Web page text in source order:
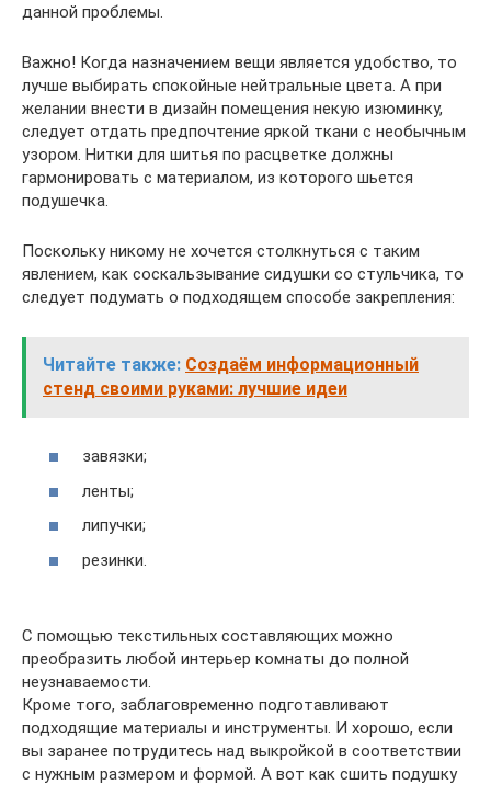
данной проблемы.
Важно! Когда назначением вещи является удобство, то
лучше выбирать спокойные нейтральные цвета. А при
желании внести в дизайн помещения некую изюминку,
следует отдать предпочтение яркой ткани с необычным
узором. Нитки для шитья по расцветке должны
гармонировать с материалом, из которого шьется
подушечка.
Поскольку никому не хочется столкнуться с таким
явлением, как соскальзывание сидушки со стульчика, то
следует подумать о подходящем способе закрепления:
Читайте также: Создаём информационный
стенд своими руками: лучшие идеи
завязки;
ленты;
липучки;
резинки.
С помощью текстильных составляющих можно
преобразить любой интерьер комнаты до полной
неузнаваемости.
Кроме того, заблаговременно подготавливают
подходящие материалы и инструменты. И хорошо, если
вы заранее потрудитесь над выкройкой в соответствии
с нужным размером и формой. А вот как сшить подушку